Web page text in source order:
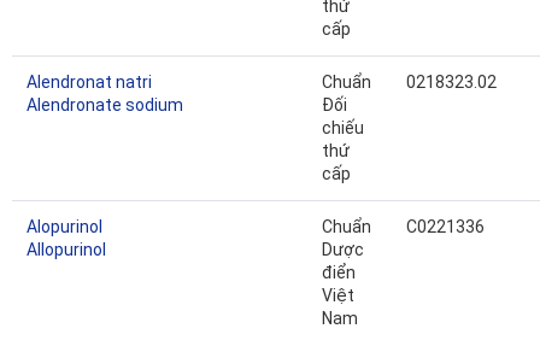
thứ
cấp
Alendronat natri
Alendronate sodium
Chuẩn
Đối
chiếu
thứ
cấp
0218323.02
Alopurinol
Allopurinol
Chuẩn
Dược
điển
Việt
Nam
C0221336